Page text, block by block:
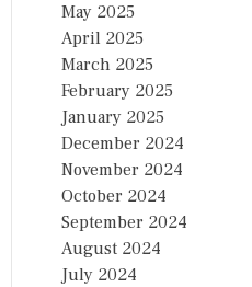
May 2025
April 2025
March 2025
February 2025
January 2025
December 2024
November 2024
October 2024
September 2024
August 2024
July 2024